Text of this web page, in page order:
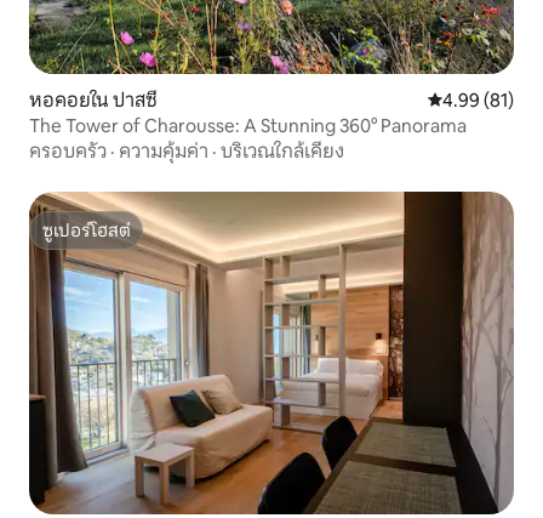
หอคอยใน ปาสซี คะแนนเฉลี่ย
4.99 (81)
The Tower of Charousse: A Stunning 360° Panorama
ครอบครัว · ความคุ้มค่า · บริเวณใกล้เคียง
ซูเปอร์โฮสต์
ซูเปอร์โฮสต์